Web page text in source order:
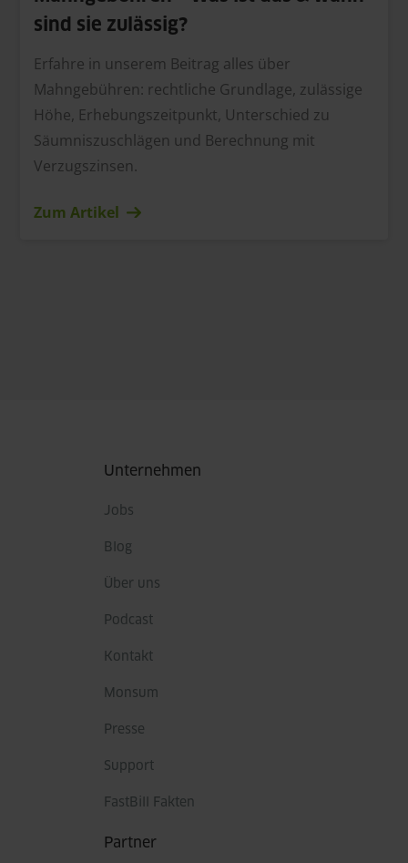
sind sie zulässig?
Erfahre in unserem Beitrag alles über
Mahngebühren: rechtliche Grundlage, zulässige
Höhe, Erhebungszeitpunkt, Unterschied zu
Säumniszuschlägen und Berechnung mit
Verzugszinsen.
Zum Artikel
Unternehmen
Jobs
Blog
Über uns
Podcast
Kontakt
Monsum
Presse
Support
FastBill Fakten
Partner